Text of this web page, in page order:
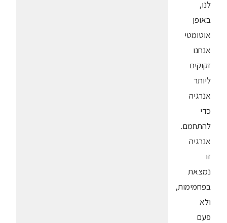
לנו,
באופן
אוטומטי
אנחנו
זקוקים
ליותר
אנרגיה
כדי
להתחמם.
אנרגיה
זו
נמצאת
בפחמימות,
ולא
פעם